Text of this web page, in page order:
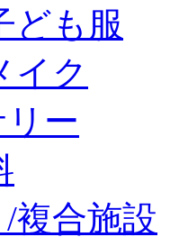
ども服
イク
ー
複合施設